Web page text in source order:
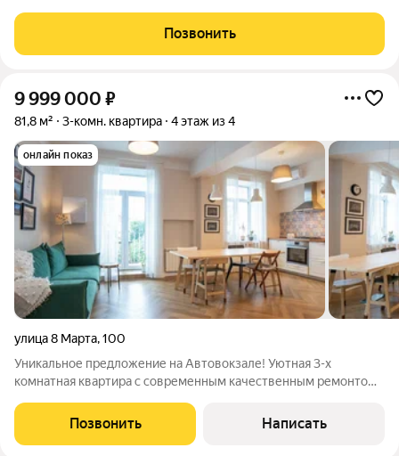
массивом. - В квартире хороший ремонт, заезжай и живи! -
Очень удачная планировка,
Позвонить
9 999 000 ₽
81,8 м² 3-комн. квартира 4 этаж из 4
онлайн показ
улица 8 Марта,100
Уникальное предложение на Автовокзале! Уютная 3-х
комнатная квартира с современным качественным ремонтом,
кв.м. современный и свежий РЕМОНТ сделан "ДЛЯ СЕБЯ":
выровнены полы, поменяна
Позвонить Написать